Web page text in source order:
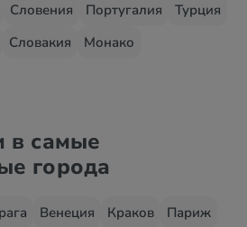
Словения Португалия
Турция
Словакия Монако
в самые
города
Венеция Краков
Париж